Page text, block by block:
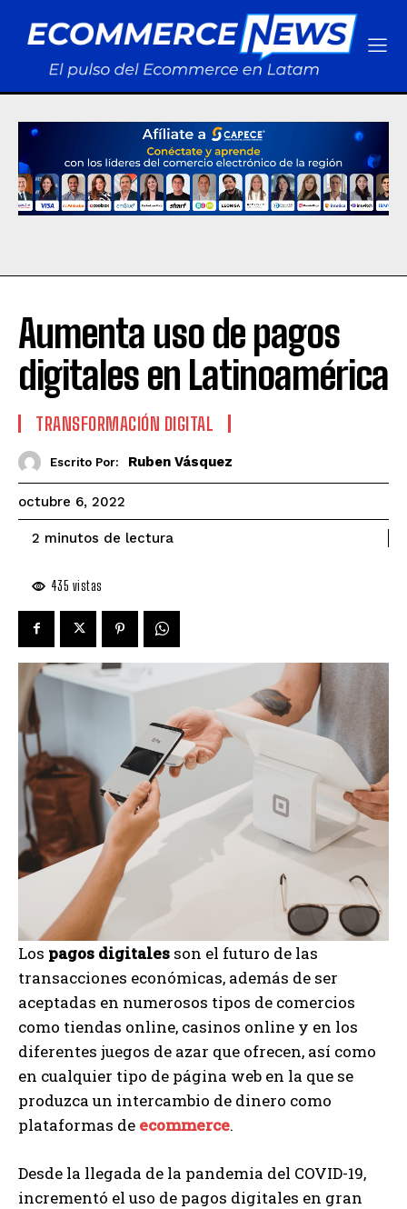
Aumenta uso de pagos
digitales en Latinoamérica
TRANSFORMACIÓN DIGITAL
Escrito Por: Ruben Vásquez
octubre 6, 2022
2 minutos de lectura
435 vistas
Los pagos digitales son el futuro de las
transacciones económicas, además de ser
aceptadas en numerosos tipos de comercios
como tiendas online, casinos online y en los
diferentes juegos de azar que ofrecen, así como
en cualquier tipo de página web en la que se
produzca un intercambio de dinero como
plataformas de ecommerce.
Desde la llegada de la pandemia del COVID-19,
incrementó el uso de pagos digitales en gran